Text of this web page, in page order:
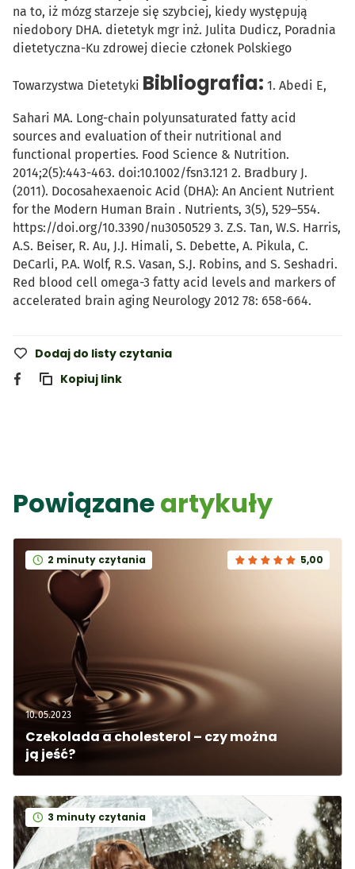
na to, iż mózg starzeje się szybciej, kiedy występują
niedobory DHA. dietetyk mgr inż. Julita Dudicz, Poradnia
dietetyczna-Ku zdrowej diecie członek Polskiego
Towarzystwa Dietetyki Bibliografia: 1. Abedi E,
Sahari MA. Long-chain polyunsaturated fatty acid
sources and evaluation of their nutritional and
functional properties. Food Science & Nutrition.
2014;2(5):443-463. doi:10.1002/fsn3.121 2. Bradbury J.
(2011). Docosahexaenoic Acid (DHA): An Ancient Nutrient
for the Modern Human Brain . Nutrients, 3(5), 529–554.
https://doi.org/10.3390/nu3050529 3. Z.S. Tan, W.S. Harris,
A.S. Beiser, R. Au, J.J. Himali, S. Debette, A. Pikula, C.
DeCarli, P.A. Wolf, R.S. Vasan, S.J. Robins, and S. Seshadri.
Red blood cell omega-3 fatty acid levels and markers of
accelerated brain aging Neurology 2012 78: 658-664.
Dodaj do listy czytania
Kopiuj link
Powiązaneartykuły
10.05.2023
Czekolada a cholesterol – czy można
ją jeść?
2 minuty czytania 5,00
3 minuty czytania